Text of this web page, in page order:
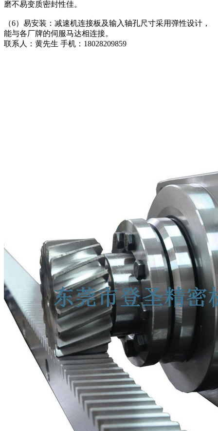
磨不易变质密封性佳。
（6）易安装：减速机连接板及输入轴孔尺寸采用弹性设计，
能与各厂牌的伺服马达相连接。
联系人：黄先生 手机：18028209859